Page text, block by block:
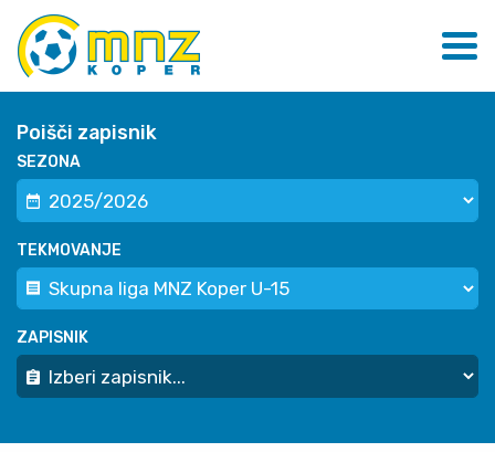
Poišči zapisnik
SEZONA
TEKMOVANJE
ZAPISNIK